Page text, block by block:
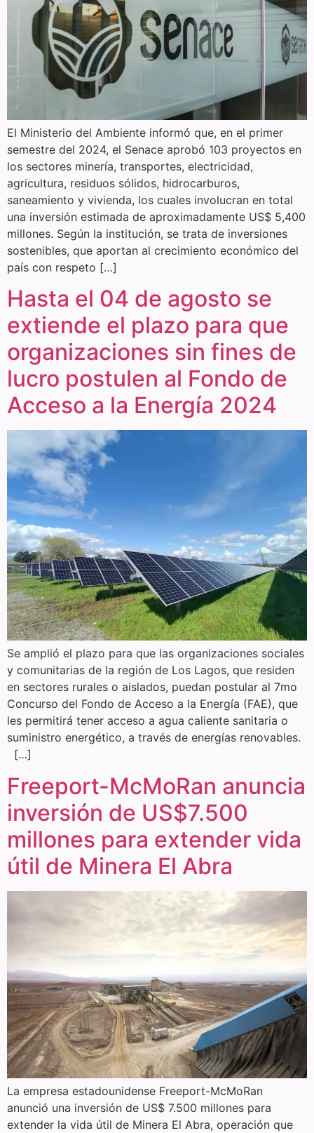
El Ministerio del Ambiente informó que, en el primer
semestre del 2024, el Senace aprobó 103 proyectos en
los sectores minería, transportes, electricidad,
agricultura, residuos sólidos, hidrocarburos,
saneamiento y vivienda, los cuales involucran en total
una inversión estimada de aproximadamente US$ 5,400
millones. Según la institución, se trata de inversiones
sostenibles, que aportan al crecimiento económico del
país con respeto […]
Hasta el 04 de agosto se
extiende el plazo para que
organizaciones sin fines de
lucro postulen al Fondo de
Acceso a la Energía 2024
Se amplió el plazo para que las organizaciones sociales
y comunitarias de la región de Los Lagos, que residen
en sectores rurales o aislados, puedan postular al 7mo
Concurso del Fondo de Acceso a la Energía (FAE), que
les permitirá tener acceso a agua caliente sanitaria o
suministro energético, a través de energías renovables.
[…]
Freeport-McMoRan anuncia
inversión de US$7.500
millones para extender vida
útil de Minera El Abra
La empresa estadounidense Freeport-McMoRan
anunció una inversión de US$ 7.500 millones para
extender la vida útil de Minera El Abra, operación que